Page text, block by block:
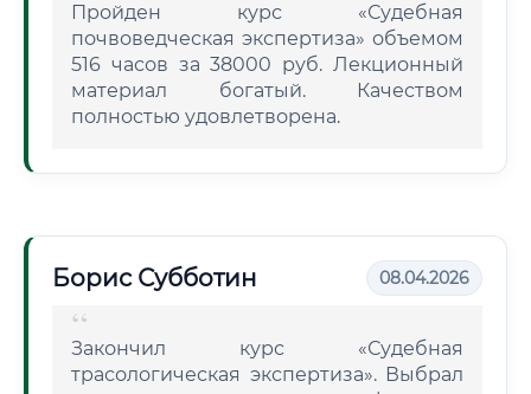
Пройден курс «Судебная
почвоведческая экспертиза» объемом
516 часов за 38000 руб. Лекционный
материал богатый. Качеством
полностью удовлетворена.
Борис Субботин 08.04.2026
Закончил курс «Судебная
трасологическая экспертиза». Выбрал